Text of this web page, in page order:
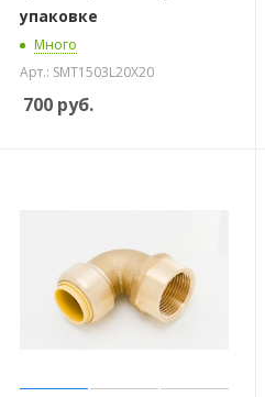
упаковке
Много
Арт.: SMT1503L20X20
700 руб.